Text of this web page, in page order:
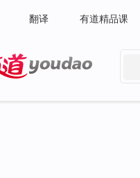
翻译 有道精品课